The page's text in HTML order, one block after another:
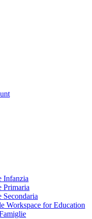
Infanzia
Primaria
Secondaria
Workspace for Education